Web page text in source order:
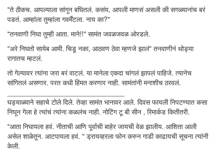
"ते ठीकच. आपल्याला सांगून बघितलं. कसंय, आपली माणसं असली की सगळ्यानांच बरं
पडतं. आम्हांला तुम्हांला गवर्मेंटला. नाय का?"
"तनवाणी निघा तुम्ही आता. माने!!" सामंत जवळजवळ ओरडले.
"अरे निघतो सायेब आमी. चिडू नका, आठवण ठेवा म्हणजे झालं" तनवाणीनं थोड्या
रागातच म्हटलं.
तो गेल्यावर त्यांना जरा बरं वाटलं. या मानेला एकदा चांगलं झापलं पाहिजे. त्यानेच
सांगितलं असणार. परत कधी हिंमत करणार नाही. सामंतांनी मनाशीच ठरवलं.
घड्याळ्याने सहाचे टोले दिले. तेव्हा सामंत भानावर आले. दिवस फायली निपटण्यात कसा
निघून गेला हे त्यांचं त्यांना कळलंच नाही. नोटिंग टू बी सीन , रिमार्कड कितीतरी.
"आता निघायला हवं. नीताची आणि पूर्वाची बाहेर जायची वेळ झालीय. आशिता आली
असेल शाळेतून. आटपायला हवं. " ड्रायव्हरला फोन करुन गाडी काढायची सूचना त्यांनी
केली.